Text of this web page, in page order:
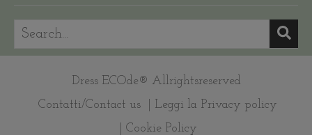
Dress ECOde® Allrightsreserved
Contatti/Contact us
| Leggi la Privacy policy
| Cookie Policy